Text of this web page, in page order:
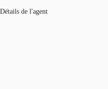
Détails de l'agent